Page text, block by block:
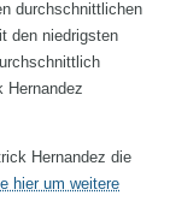
durchschnittlichen
den niedrigsten
Hernandez
Hernandez die
hier um weitere